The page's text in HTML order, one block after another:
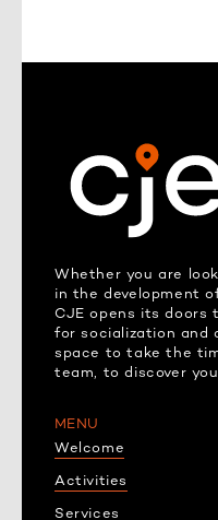
Whether you are
in the development
CJE opens its doors
for socialization and
space to take the
team, to discover
MENU
Welcome
Activities
Services